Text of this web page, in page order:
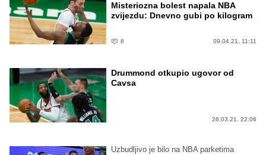
Misteriozna bolest napala NBA
zvijezdu: Dnevno gubi po kilogram
8 09.04.21. 11:11
Drummond otkupio ugovor od
Cavsa
26.03.21. 22:06
Uzbudljivo je bilo na NBA parketima